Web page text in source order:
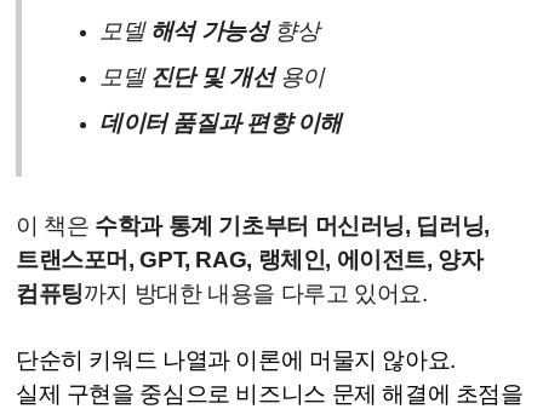
모델 해석 가능성 향상
모델 진단 및 개선 용이
데이터 품질과 편향 이해
이 책은 수학과 통계 기초부터 머신러닝, 딥러닝,
트랜스포머, GPT, RAG, 랭체인, 에이전트, 양자
컴퓨팅까지 방대한 내용을 다루고 있어요.
단순히 키워드 나열과 이론에 머물지 않아요.
실제 구현을 중심으로 비즈니스 문제 해결에 초점을